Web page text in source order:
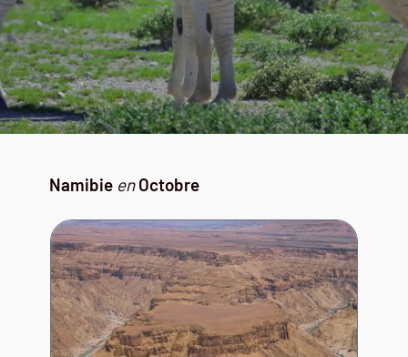
Namibie enOctobre